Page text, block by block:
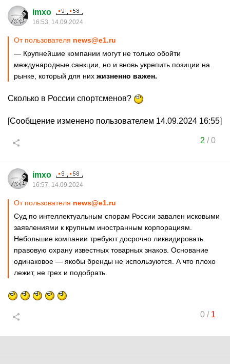
imxo
16:53, 14.09.2024
От пользователя news@e1.ru
— Крупнейшие компании могут не только обойти
международные санкции, но и вновь укрепить позиции на
рынке, который для них жизненно важен.
Сколько в России спортсменов?
[Сообщение изменено пользователем 14.09.2024 16:55]
2 /0
imxo
16:57, 14.09.2024
От пользователя news@e1.ru
Суд по интеллектуальным спорам России завален исковыми
заявлениями к крупным иностранным корпорациям.
Небольшие компании требуют досрочно ликвидировать
правовую охрану известных товарных знаков. Основание
одинаковое — якобы бренды не используются. А что плохо
лежит, не грех и подобрать.
0/ 1